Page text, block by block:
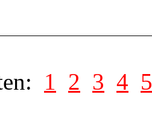
1 2 3 4 5